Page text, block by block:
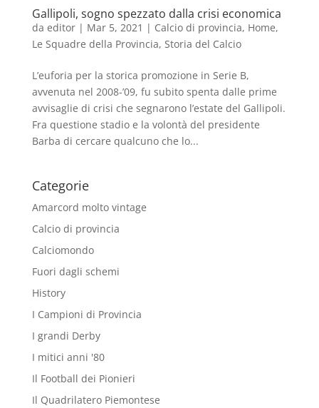
Gallipoli, sogno spezzato dalla crisi economica
da editor| Mar 5, 2021 | Calcio di provincia, Home,
Le Squadre della Provincia, Storia del Calcio
L’euforia per la storica promozione in Serie B,
avvenuta nel 2008-’09, fu subito spenta dalle prime
avvisaglie di crisi che segnarono l’estate del Gallipoli.
Fra questione stadio e la volontà del presidente
Barba di cercare qualcuno che lo...
Categorie
Amarcord molto vintage
Calcio di provincia
Calciomondo
Fuori dagli schemi
History
I Campioni di Provincia
I grandi Derby
I mitici anni '80
Il Football dei Pionieri
Il Quadrilatero Piemontese